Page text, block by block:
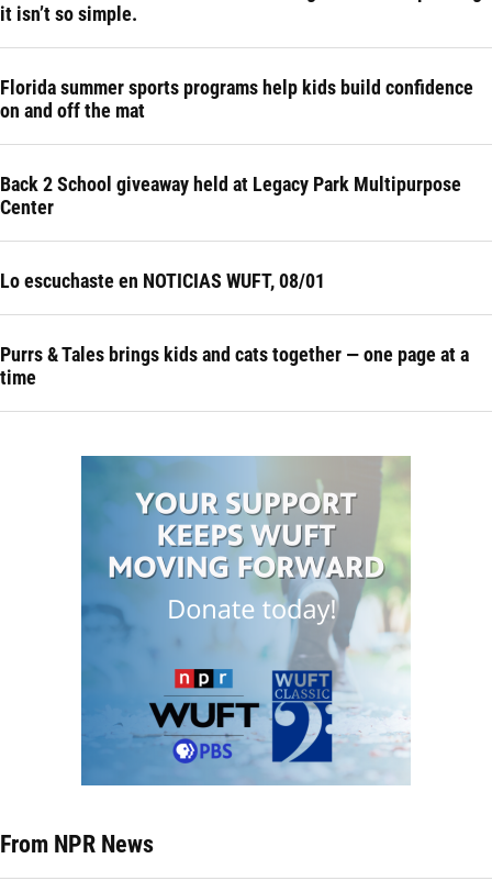
it isn’t so simple.
Florida summer sports programs help kids build confidence
on and off the mat
Back 2 School giveaway held at Legacy Park Multipurpose
Center
Lo escuchaste en NOTICIAS WUFT, 08/01
Purrs & Tales brings kids and cats together — one page at a
time
From NPR News